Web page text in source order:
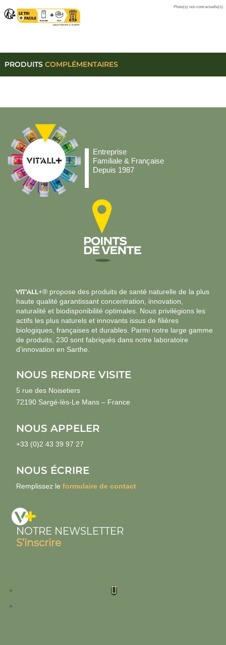
Photo(s) non contractuelle(s).
PRODUITS COMPLÉMENTAIRES
Entreprise
Familiale & Française
Depuis 1987
VIT’ALL+® propose des produits de santé naturelle de la plus
haute qualité garantissant concentration, innovation,
naturalité et biodisponibilité optimales. Nous privilégions les
actifs les plus naturels et innovants issus de filières
biologiques, françaises et durables. Parmi notre large gamme
de produits, 230 sont fabriqués dans notre laboratoire
d’innovation en Sarthe.
NOUS RENDRE VISITE
5 rue des Noisetiers
72190 Sargé-lès-Le Mans – France
NOUS APPELER
+33 (0)2 43 39 97 27
NOUS ÉCRIRE
Remplissez leformulaire de contact
NOTRE NEWSLETTER
S’inscrire